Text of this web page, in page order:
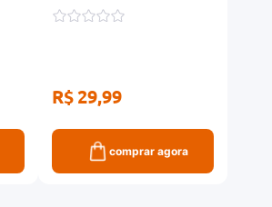
Unidades
R$ 29,99
comprar agora